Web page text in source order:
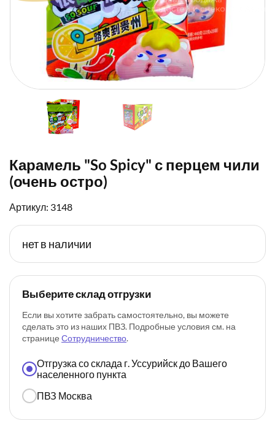
Карамель "So Spicy" с перцем чили
(очень остро)
Артикул: 3148
нет в наличии
Выберите склад отгрузки
Если вы хотите забрать самостоятельно, вы можете
сделать это из наших ПВЗ. Подробные условия см. на
странице Сотрудничество.
Отгрузка со склада г. Уссурийск до Вашего
населенного пункта
ПВЗ Москва